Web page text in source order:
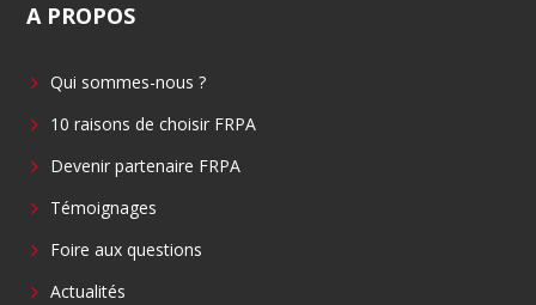
e
o
o
k
d
i
A PROPOS
Qui sommes-nous ?
10 raisons de choisir FRPA
Devenir partenaire FRPA
Témoignages
Foire aux questions
Actualités